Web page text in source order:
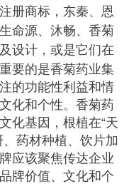
册商标，东秦、恩
命源、沐畅、香菊
设计，或是它们在
要的是香菊药业集
的功能性利益和情
化和个性。香菊药
化基因，根植在“天
药材种植、饮片加
应该聚焦传达企业
牌价值、文化和个